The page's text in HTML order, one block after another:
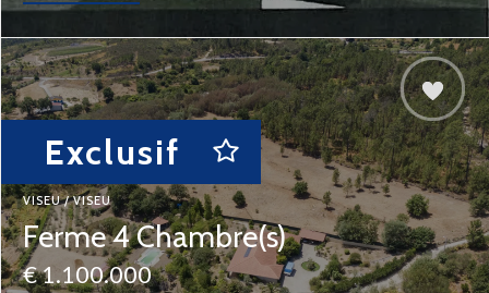
Exclusif
VISEU / VISEU
Ferme 4 Chambre(s)
€ 1.100.000